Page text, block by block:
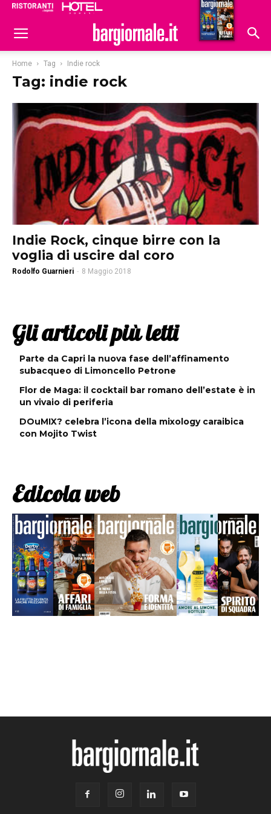
Hoteldomani
Home Tag Indie rock
Tag: indie rock
Indie Rock, cinque birre con la
voglia di uscire dal coro
Rodolfo Guarnieri - 8 Maggio 2018
Gli articoli più letti
Parte da Capri la nuova fase dell’affinamento
subacqueo di Limoncello Petrone
Flor de Maga: il cocktail bar romano dell’estate è in
un vivaio di periferia
DOuMIX? celebra l’icona della mixology caraibica
con Mojito Twist
Edicola web